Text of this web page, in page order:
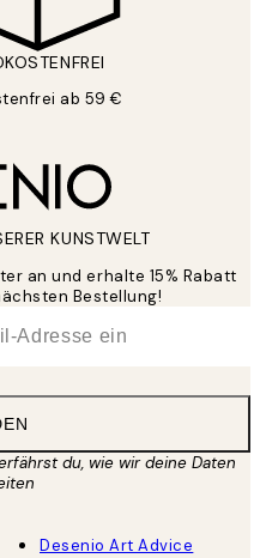
ab 59 €
KUNSTWELT
an und erhalte 15% Rabatt
Bestellung!
du, wie wir deine Daten
Desenio Art Advice